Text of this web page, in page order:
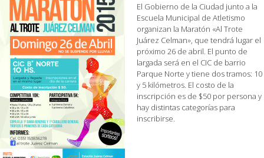
El Gobierno de la Ciudad junto a la
Escuela Municipal de Atletismo
organizan la Maratón «Al Trote
Juárez Celman», que tendrá lugar el
próximo 26 de abril. El punto de
largada será en el CIC de barrio
Parque Norte y tiene dos tramos: 10
y 5 kilómetros. El costo de la
inscripción es de $50 por persona y
hay distintas categorías para
inscribirse.